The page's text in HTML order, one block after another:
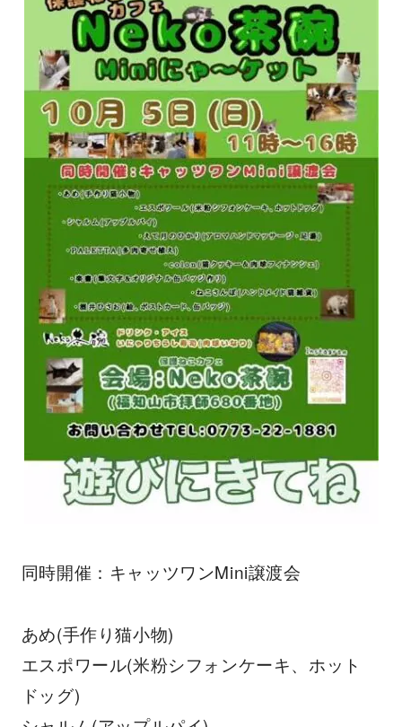
同時開催：キャッツワンMini譲渡会
あめ(手作り猫小物)
エスポワール(米粉シフォンケーキ、ホット
ドッグ)